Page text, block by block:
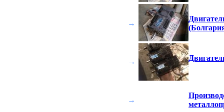
→
→
→